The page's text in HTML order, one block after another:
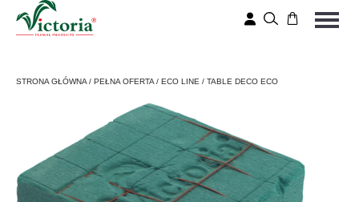
STRONA GŁÓWNA / PEŁNA OFERTA / ECO LINE / TABLE DECO ECO